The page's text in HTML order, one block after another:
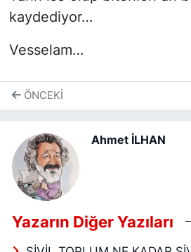
kaydediyor…
Vesselam…
ÖNCEKI
Ahmet İLHAN
Yazarın Diğer Yazıları